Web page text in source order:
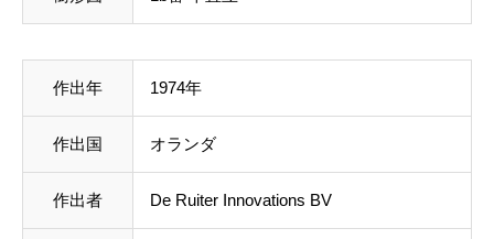
作出年 1974年
作出国 オランダ
作出者 De Ruiter Innovations BV